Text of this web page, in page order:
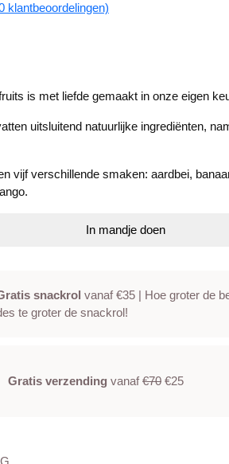
klantbeoordelingen)
is met liefde gemaakt in onze eigen
uitsluitend natuurlijke ingrediënten,
vijf verschillende smaken: aardbei,
In mandje doen
snackrol vanaf €35 | Hoe groter de
te groter de snackrol!
Gratis verzending vanaf€70 €25